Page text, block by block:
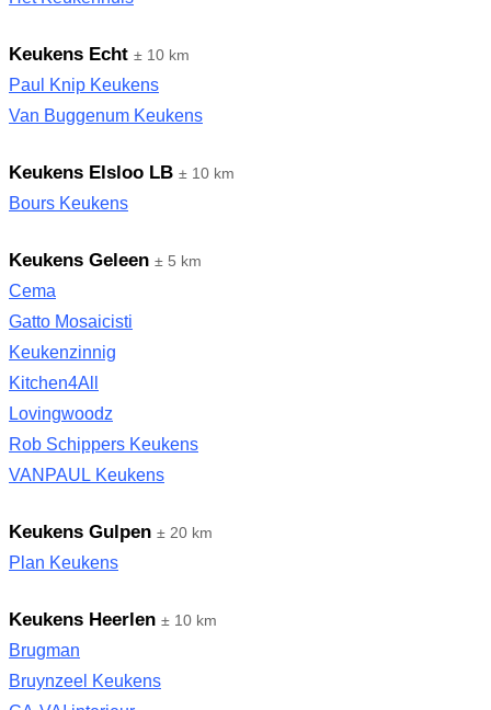
Keukens Echt ± 10 km
Paul Knip Keukens
Van Buggenum Keukens
Keukens Elsloo LB ± 10 km
Bours Keukens
Keukens Geleen ± 5 km
Cema
Gatto Mosaicisti
Keukenzinnig
Kitchen4All
Lovingwoodz
Rob Schippers Keukens
VANPAUL Keukens
Keukens Gulpen ± 20 km
Plan Keukens
Keukens Heerlen ± 10 km
Brugman
Bruynzeel Keukens